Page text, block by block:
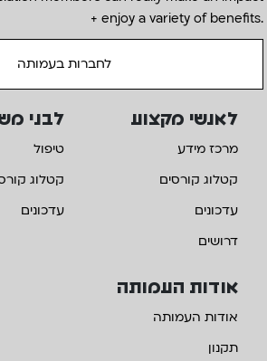
+ enjoy a variety of benefits.
לחברות בעמותה
אודות העמותה
אודות העמותה
תקנון
לאנשי מקצוע
מרכז מידע
קטלוג קורסים
עדכונים
דרושים
לבני
טיפול
קטלוג
עדכונים